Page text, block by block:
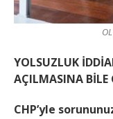
YOLSUZLUK
AÇILMASINA BİLE
CHP’yle